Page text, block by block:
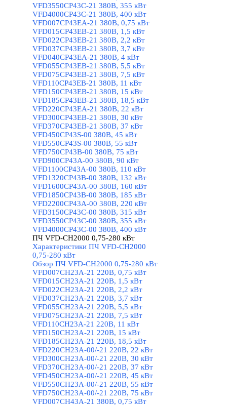
VFD3550CP43C-21 380В, 355 кВт
VFD4000CP43C-21 380В, 400 кВт
VFD007CP43EA-21 380В, 0,75 кВт
VFD015CP43EB-21 380В, 1,5 кВт
VFD022CP43EB-21 380В, 2,2 кВт
VFD037CP43EB-21 380В, 3,7 кВт
VFD040CP43EA-21 380В, 4 кВт
VFD055CP43EB-21 380В, 5,5 кВт
VFD075CP43EB-21 380В, 7,5 кВт
VFD110CP43EB-21 380В, 11 кВт
VFD150CP43EB-21 380В, 15 кВт
VFD185CP43EB-21 380В, 18,5 кВт
VFD220CP43EA-21 380В, 22 кВт
VFD300CP43EB-21 380В, 30 кВт
VFD370CP43EB-21 380В, 37 кВт
VFD450CP43S-00 380В, 45 кВт
VFD550CP43S-00 380В, 55 кВт
VFD750CP43B-00 380В, 75 кВт
VFD900CP43A-00 380В, 90 кВт
VFD1100CP43A-00 380В, 110 кВт
VFD1320CP43B-00 380В, 132 кВт
VFD1600CP43A-00 380В, 160 кВт
VFD1850CP43B-00 380В, 185 кВт
VFD2200CP43A-00 380В, 220 кВт
VFD3150CP43C-00 380В, 315 кВт
VFD3550CP43C-00 380В, 355 кВт
VFD4000CP43C-00 380В, 400 кВт
ПЧ VFD-CH2000 0,75-280 кВт
Характеристики ПЧ VFD-CH2000
0,75-280 кВт
Обзор ПЧ VFD-CH2000 0,75-280 кВт
VFD007CH23A-21 220В, 0,75 кВт
VFD015CH23A-21 220В, 1,5 кВт
VFD022CH23A-21 220В, 2,2 кВт
VFD037CH23A-21 220В, 3,7 кВт
VFD055CH23A-21 220В, 5,5 кВт
VFD075CH23A-21 220В, 7,5 кВт
VFD110CH23A-21 220В, 11 кВт
VFD150CH23A-21 220В, 15 кВт
VFD185CH23A-21 220В, 18,5 кВт
VFD220CH23A-00/-21 220В, 22 кВт
VFD300CH23A-00/-21 220В, 30 кВт
VFD370CH23A-00/-21 220В, 37 кВт
VFD450CH23A-00/-21 220В, 45 кВт
VFD550CH23A-00/-21 220В, 55 кВт
VFD750CH23A-00/-21 220В, 75 кВт
VFD007CH43A-21 380В, 0,75 кВт